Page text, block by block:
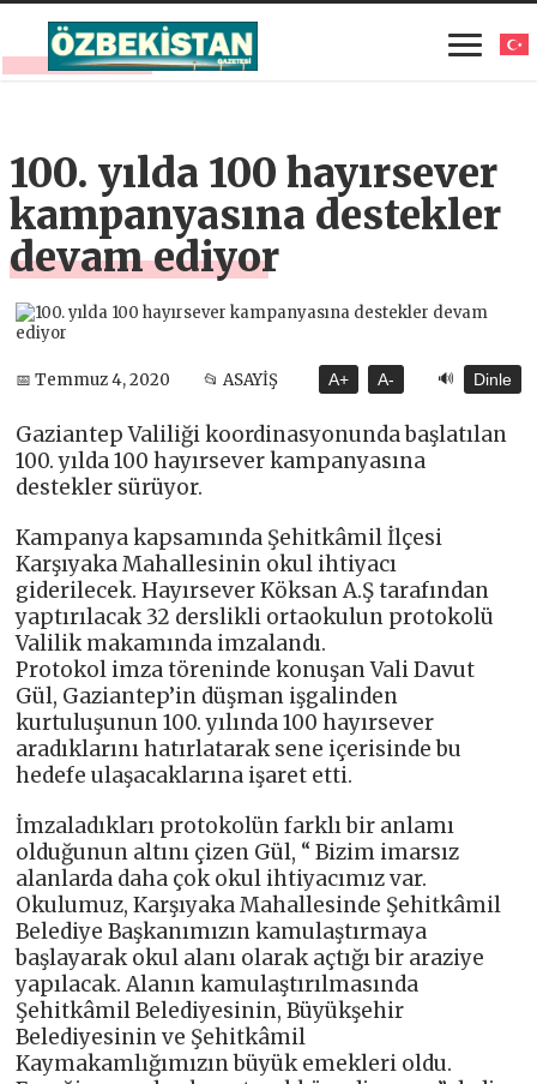
100. yılda 100 hayırsever
kampanyasına destekler
devam ediyor
📅 Temmuz 4, 2020 📂 ASAYİŞ A+ A- 🔊 Dinle
Gaziantep Valiliği koordinasyonunda başlatılan
100. yılda 100 hayırsever kampanyasına
destekler sürüyor.
Kampanya kapsamında Şehitkâmil İlçesi
Karşıyaka Mahallesinin okul ihtiyacı
giderilecek. Hayırsever Köksan A.Ş tarafından
yaptırılacak 32 derslikli ortaokulun protokolü
Valilik makamında imzalandı.
Protokol imza töreninde konuşan Vali Davut
Gül, Gaziantep’in düşman işgalinden
kurtuluşunun 100. yılında 100 hayırsever
aradıklarını hatırlatarak sene içerisinde bu
hedefe ulaşacaklarına işaret etti.
İmzaladıkları protokolün farklı bir anlamı
olduğunun altını çizen Gül, “ Bizim imarsız
alanlarda daha çok okul ihtiyacımız var.
Okulumuz, Karşıyaka Mahallesinde Şehitkâmil
Belediye Başkanımızın kamulaştırmaya
başlayarak okul alanı olarak açtığı bir araziye
yapılacak. Alanın kamulaştırılmasında
Şehitkâmil Belediyesinin, Büyükşehir
Belediyesinin ve Şehitkâmil
Kaymakamlığımızın büyük emekleri oldu.